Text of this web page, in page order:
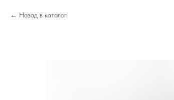
Назад в каталог